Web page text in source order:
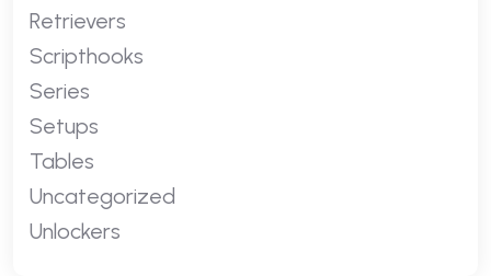
Retrievers
Scripthooks
Series
Setups
Tables
Uncategorized
Unlockers